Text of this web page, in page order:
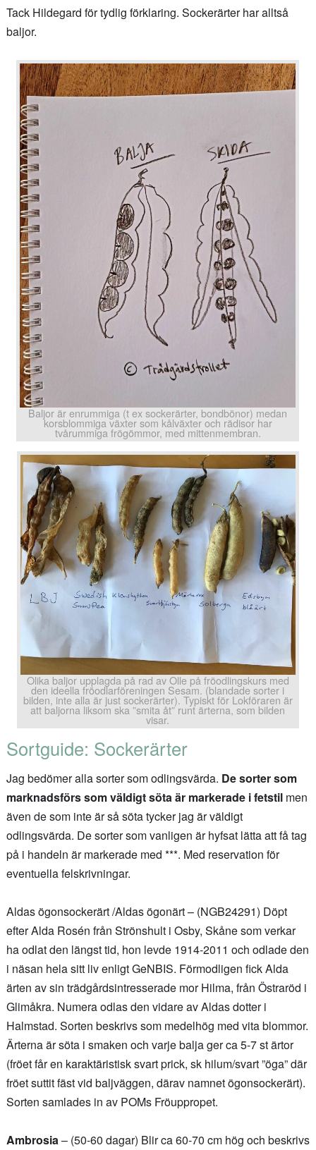
Tack Hildegard för tydlig förklaring. Sockerärter har alltså
baljor.
Baljor är enrummiga (t ex sockerärter, bondbönor) medan
korsblommiga växter som kålväxter och rädisor har
tvårummiga frögömmor, med mittenmembran.
Olika baljor upplagda på rad av Olle på fröodlingskurs med
den ideella fröodlarföreningen Sesam. (blandade sorter i
bilden, inte alla är just sockerärter). Typiskt för Lokföraren är
att baljorna liksom ska ”smita åt” runt ärterna, som bilden
visar.
Sortguide: Sockerärter
Jag bedömer alla sorter som odlingsvärda. De sorter som
marknadsförs som väldigt söta är markerade i fetstilmen
även de som inte är så söta tycker jag är väldigt
odlingsvärda. De sorter som vanligen är hyfsat lätta att få tag
på i handeln är markerade med ***. Med reservation för
eventuella felskrivningar.
Aldas ögonsockerärt /Aldas ögonärt – (NGB24291) Döpt
efter Alda Rosén från Strönshult i Osby, Skåne som verkar
ha odlat den längst tid, hon levde 1914-2011 och odlade den
i näsan hela sitt liv enligt GeNBIS. Förmodligen fick Alda
ärten av sin trädgårdsintresserade mor Hilma, från Östraröd i
Glimåkra. Numera odlas den vidare av Aldas dotter i
Halmstad. Sorten beskrivs som medelhög med vita blommor.
Ärterna är söta i smaken och varje balja ger ca 5-7 st ärtor
(fröet får en karaktäristisk svart prick, sk hilum/svart ”öga” där
fröet suttit fäst vid baljväggen, därav namnet ögonsockerärt).
Sorten samlades in av POMs Fröuppropet.
Ambrosia– (50-60 dagar) Blir ca 60-70 cm hög och beskrivs